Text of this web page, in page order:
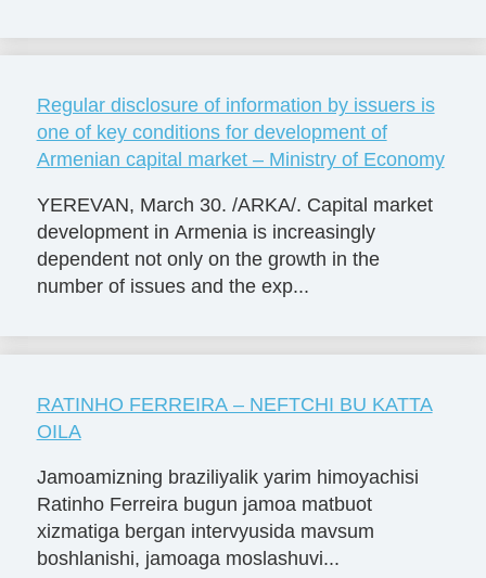
Regular disclosure of information by issuers is
one of key conditions for development of
Armenian capital market – Ministry of Economy
YEREVAN, March 30. /ARKA/. Capital market
development in Armenia is increasingly
dependent not only on the growth in the
number of issues and the exp...
RATINHO FERREIRA – NEFTCHI BU KATTA
OILA
Jamoamizning braziliyalik yarim himoyachisi
Ratinho Ferreira bugun jamoa matbuot
xizmatiga bergan intervyusida mavsum
boshlanishi, jamoaga moslashuvi...